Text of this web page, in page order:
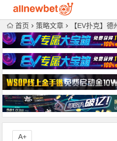
首页 策略文章 【EV扑克】德
A+